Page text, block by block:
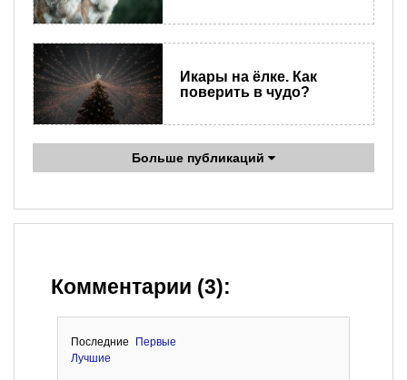
Икары на ёлке. Как
поверить в чудо?
Больше публикаций
Комментарии (3):
Последние
Первые
Лучшие